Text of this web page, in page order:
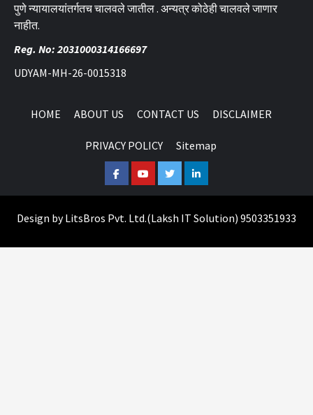
पुणे न्यायालयांतर्गतच चालवले जातील . अन्यत्र कोठेही चालवले जाणार
नाहीत.
Reg. No: 2031000314166697
UDYAM-MH-26-0015318
HOME ABOUT US CONTACT US DISCLAIMER
PRIVACY POLICY Sitemap
FacebookYoutubeTwitterLinkedin
Design byLitsBros Pvt. Ltd.(Laksh IT Solution) 9503351933